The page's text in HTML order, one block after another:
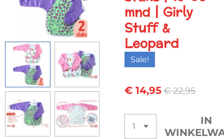
mnd | Girly
Stuff &
Leopard
Sale!
€ 14,95€ 22,95
IN